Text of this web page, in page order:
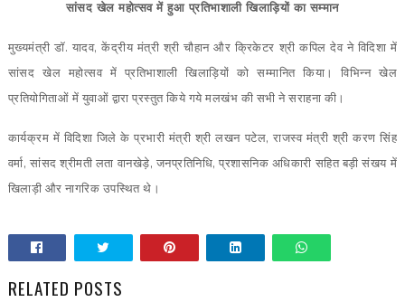
सांसद खेल महोत्सव में हुआ प्रतिभाशाली खिलाड़ियों का सम्मान
मुख्यमंत्री डॉ. यादव, केंद्रीय मंत्री श्री चौहान और क्रिकेटर श्री कपिल देव ने विदिशा में
सांसद खेल महोत्सव में प्रतिभाशाली खिलाड़ियों को सम्मानित किया। विभिन्न खेल
प्रतियोगिताओं में युवाओं द्वारा प्रस्तुत किये गये मलखंभ की सभी ने सराहना की।
कार्यक्रम में विदिशा जिले के प्रभारी मंत्री श्री लखन पटेल, राजस्व मंत्री श्री करण सिंह
वर्मा, सांसद श्रीमती लता वानखेड़े, जनप्रतिनिधि, प्रशासनिक अधिकारी सहित बड़ी संखय में
खिलाड़ी और नागरिक उपस्थित थे।
RELATED POSTS